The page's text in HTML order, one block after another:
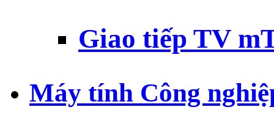
Giao tiếp TV
Máy tính Công